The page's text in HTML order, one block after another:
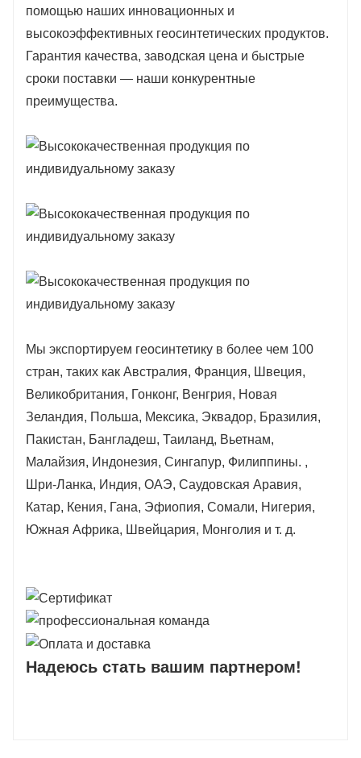
помощью наших инновационных и
высокоэффективных геосинтетических продуктов.
Гарантия качества, заводская цена и быстрые
сроки поставки — наши конкурентные
преимущества.
Мы экспортируем геосинтетику в более чем 100
стран, таких как Австралия, Франция, Швеция,
Великобритания, Гонконг, Венгрия, Новая
Зеландия, Польша, Мексика, Эквадор, Бразилия,
Пакистан, Бангладеш, Таиланд, Вьетнам,
Малайзия, Индонезия, Сингапур, Филиппины. ,
Шри-Ланка, Индия, ОАЭ, Саудовская Аравия,
Катар, Кения, Гана, Эфиопия, Сомали, Нигерия,
Южная Африка, Швейцария, Монголия и т. д.
Надеюсь стать вашим партнером!